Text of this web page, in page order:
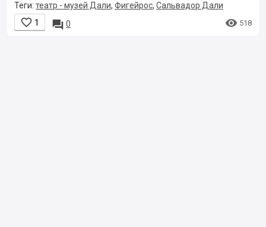
Теги: театр - музей Дали, Фигейрос, Сальвадор Дали
 1  0  518